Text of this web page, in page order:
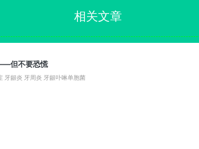
相关文章
但不要恐慌
牙龈炎 牙周炎 牙龈卟啉单胞菌